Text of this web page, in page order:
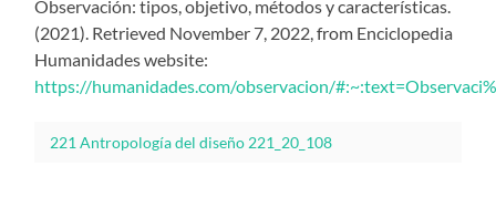
‌Observación: tipos, objetivo, métodos y características.
(2021). Retrieved November 7, 2022, from Enciclopedia
Humanidades website:
https://humanidades.com/observacion/
221 Antropología del diseño 221_20_108